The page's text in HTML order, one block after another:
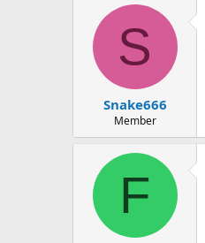
S
Snake666
Member
F